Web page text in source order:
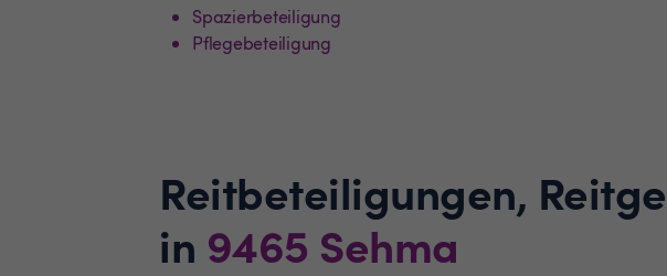
Spazierbeteiligung
Pflegebeteiligung
Reitbeteiligungen,
in 9465 Sehma